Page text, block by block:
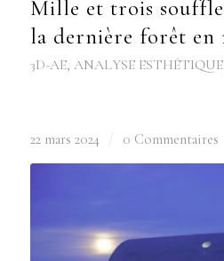
Mille et trois
la dernière forêt en
3D-AE, ANALYSE ESTHÉTIQUE
22 mars 2024 0 Commentaires